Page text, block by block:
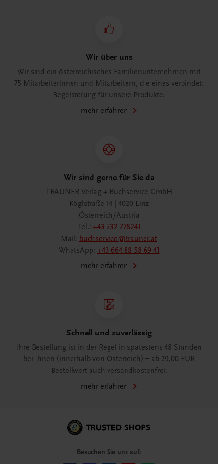
Wir über uns
Wir sind ein österreichisches Familienunternehmen mit
75 Mitarbeiterinnen und Mitarbeitern, die eines verbindet:
Begeisterung für unsere Produkte.
mehr erfahren
Wir sind gerne für Sie da
TRAUNER Verlag + Buchservice GmbH
Köglstraße 14 | 4020 Linz
Österreich/Austria
Tel.: +43 732 778241
Mail: buchservice@trauner.at
WhatsApp: +43 664 88 58 69 41
mehr erfahren
Schnell und zuverlässig
Ihre Bestellung ist in der Regel in spätestens 48 Stunden
bei Ihnen (innerhalb von Österreich) – ab 29,00 EUR
Bestellwert auch versandkostenfrei.
mehr erfahren
Besuchen Sie uns auf: